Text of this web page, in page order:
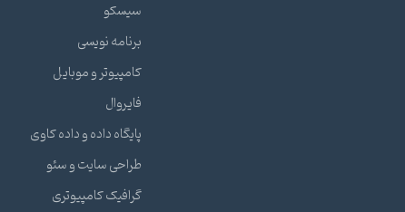
سیسکو
برنامه نویسی
کامپیوتر و موبایل
فایروال
پایگاه داده و داده کاوی
طراحی سایت و سئو
گرافیک کامپیوتری